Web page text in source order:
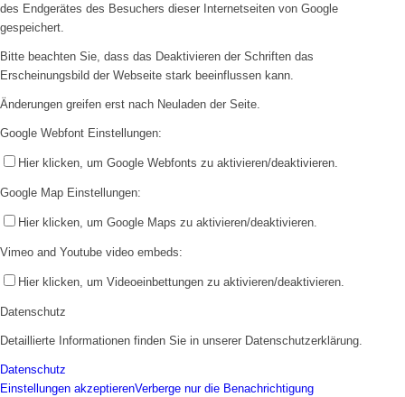
Fußball
Grundsätze/Leitlinien
des Endgerätes des Besuchers dieser Internetseiten von Google
gespeichert.
Bitte beachten Sie, dass das Deaktivieren der Schriften das
Erscheinungsbild der Webseite stark beeinflussen kann.
Änderungen greifen erst nach Neuladen der Seite.
Google Webfont Einstellungen:
Hier klicken, um Google Webfonts zu aktivieren/deaktivieren.
Google Map Einstellungen:
Hier klicken, um Google Maps zu aktivieren/deaktivieren.
Vimeo and Youtube video embeds:
Hier klicken, um Videoeinbettungen zu aktivieren/deaktivieren.
Datenschutz
Detaillierte Informationen finden Sie in unserer Datenschutzerklärung.
Datenschutz
Einstellungen akzeptierenVerberge nur die Benachrichtigung